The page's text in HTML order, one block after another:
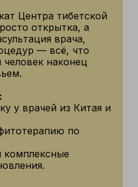
Центра тибетской
открытка, а
врача,
— всё, что
наконец
у врачей из Китая и
по